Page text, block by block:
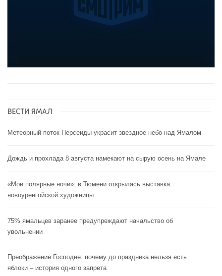
ВЕСТИ ЯМАЛ
Метеорный поток Персеиды украсит звездное небо над Ямалом
Дождь и прохлада 8 августа намекают на сырую осень на Ямале
«Мои полярные ночи»: в Тюмени открылась выставка
новоуренгойской художницы
75% ямальцев заранее предупреждают начальство об
увольнении
Преображение Господне: почему до праздника нельзя есть
яблоки – история одного запрета